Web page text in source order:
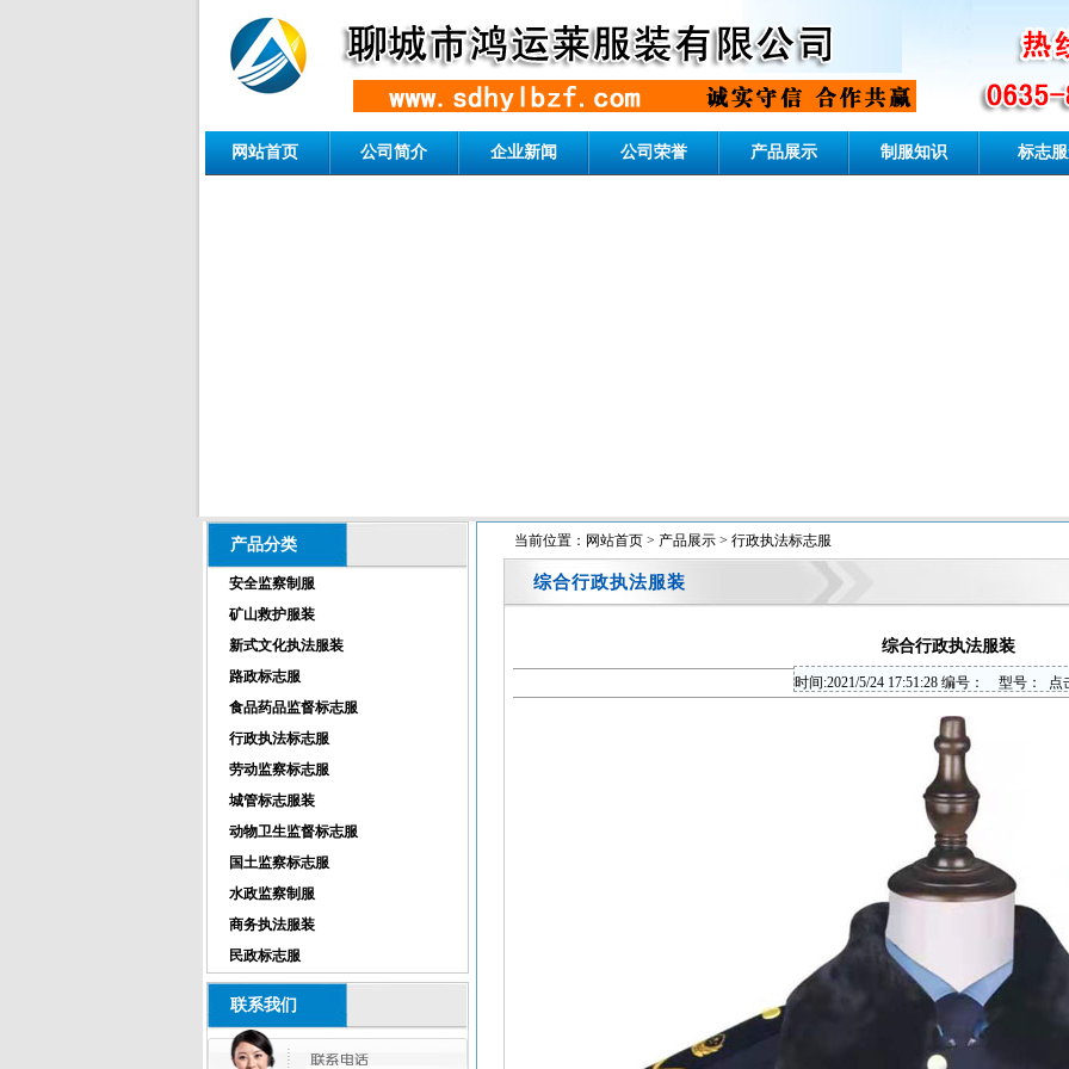
网站首页 公司简介 企业新闻 公司荣誉 产品展示 制服知识 标志
产品分类
安全监察制服
矿山救护服装
新式文化执法服装
路政标志服
食品药品监督标志服
行政执法标志服
劳动监察标志服
城管标志服装
动物卫生监督标志服
国土监察标志服
水政监察制服
商务执法服装
民政标志服
联系我们
当前位置： 网站首页 > 产品展示 > 行政执法标志服
综合行政执法服装
综合行政执法服装
时间:2021/5/24 17:51:28 编号： 型号： 点